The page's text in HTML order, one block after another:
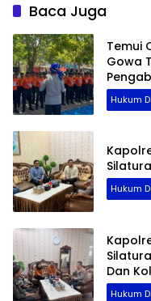
Baca Juga
Temui
Gowa
Hukum
Hukum
Dan
Hukum